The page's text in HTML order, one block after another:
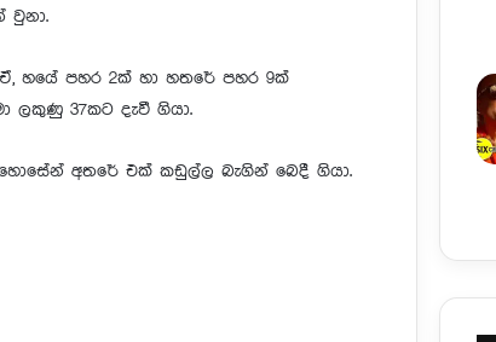
වුනා.
හයේ පහර 2ක් හා හතරේ පහර 9ක්
ලකුණු 37කට දැවී ගියා.
අතරේ එක් කඩුල්ල බැගින් බෙදී ගියා.